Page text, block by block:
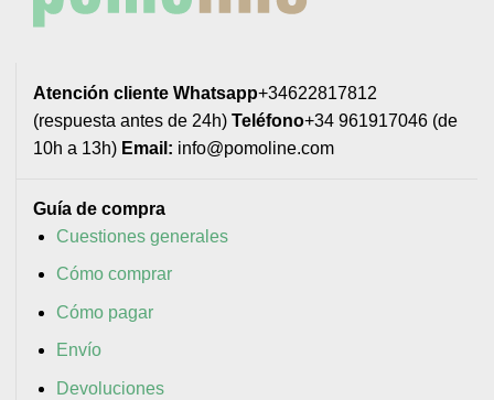
Atención cliente Whatsapp+34622817812
(respuesta antes de 24h) Teléfono+34 961917046 (de
10h a 13h) Email: info@pomoline.com
Guía de compra
Cuestiones generales
Cómo comprar
Cómo pagar
Envío
Devoluciones